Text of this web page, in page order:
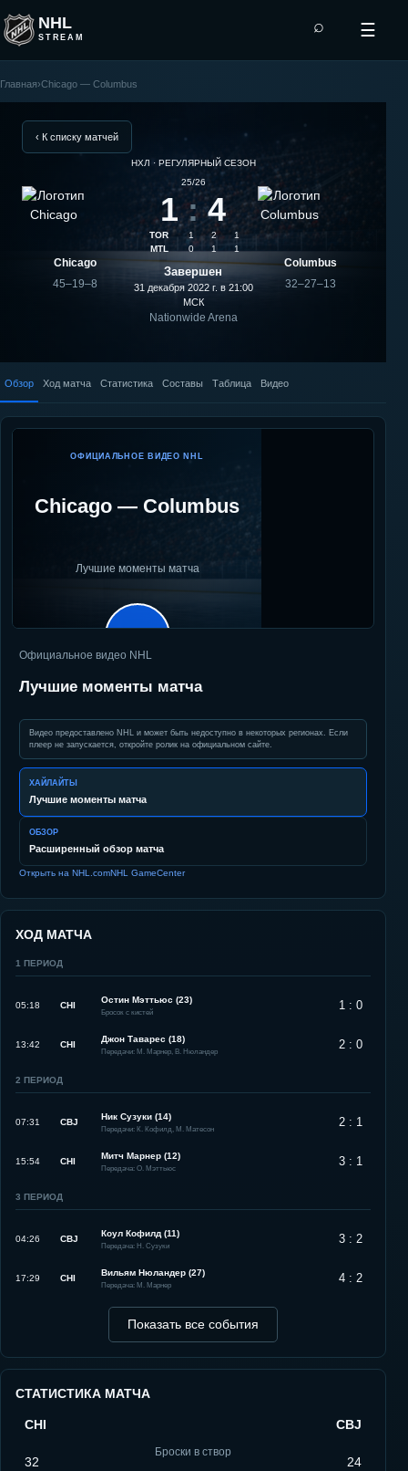
NHL
STREAM
⌕ ☰
Columbus
результат
Главная›Chicago — Columbus
‹ К списку матчей
Chicago
45–19–8
НХЛ · РЕГУЛЯРНЫЙ СЕЗОН
25/26
1 : 4
TOR 1 2
1
MTL
0 1 1
Завершен
31 декабря 2022 г. в 21:00
МСК
Nationwide Arena
Columbus
32–27–13
Обзор Ход матча Статистика Составы Таблица Видео
ОФИЦИАЛЬНОЕ ВИДЕО NHL
Chicago — Columbus
Лучшие моменты матча
▶
Официальное видео NHL
Лучшие моменты матча
Видео предоставлено NHL и может быть недоступно в некоторых регионах. Если
плеер не запускается, откройте ролик на официальном сайте.
ХАЙЛАЙТЫ
Лучшие моменты матча
ОБЗОР
Расширенный обзор матча
Открыть на NHL.comNHL GameCenter
ХОД МАТЧА
1 ПЕРИОД
05:18 CHI
Остин Мэттьюс (23)
Бросок с кистей 1 : 0
13:42 CHI
Джон Таварес (18)
Передачи: М. Марнер, В. Нюландер 2 : 0
2 ПЕРИОД
07:31 CBJ
Ник Сузуки (14)
Передачи: К. Кофилд, М. Матесон 2 : 1
15:54 CHI
Митч Марнер (12)
Передача: О. Мэттьюс 3 : 1
3 ПЕРИОД
04:26 CBJ
Коул Кофилд (11)
Передача: Н. Сузуки 3 : 2
17:29 CHI
Вильям Нюландер (27)
Передача: М. Марнер 4 : 2
Показать все события
СТАТИСТИКА МАТЧА
CHI CBJ
32
Броски в створ
24